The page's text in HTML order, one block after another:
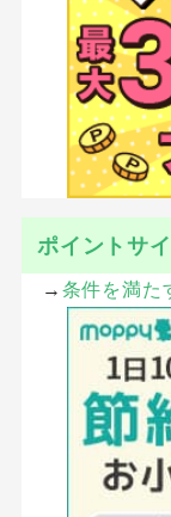
ポイントサ
→ 条件を満た